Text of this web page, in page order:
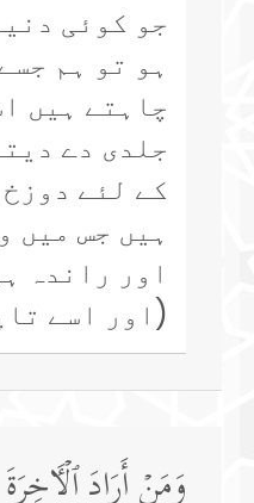
جو کوئی
ہو تو ہم
چاہتے ہیں
جلدی دے
کے لئے
ہیں جس میں
اور راندہ
(اور اسے
وَمَنۡ أَرَادَ